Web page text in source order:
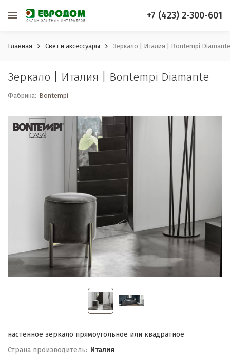
+7 (423) 2-300-601
Главная Свет и аксессуары Зеркало | Италия | Bontempi Diamante
Зеркало | Италия | Bontempi Diamante
Фабрика: Bontempi
настенное зеркало прямоугольное или квадратное
Страна производитель: Италия